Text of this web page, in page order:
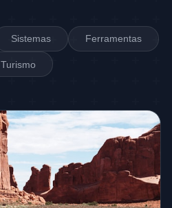
Sistemas Ferramentas
Turismo